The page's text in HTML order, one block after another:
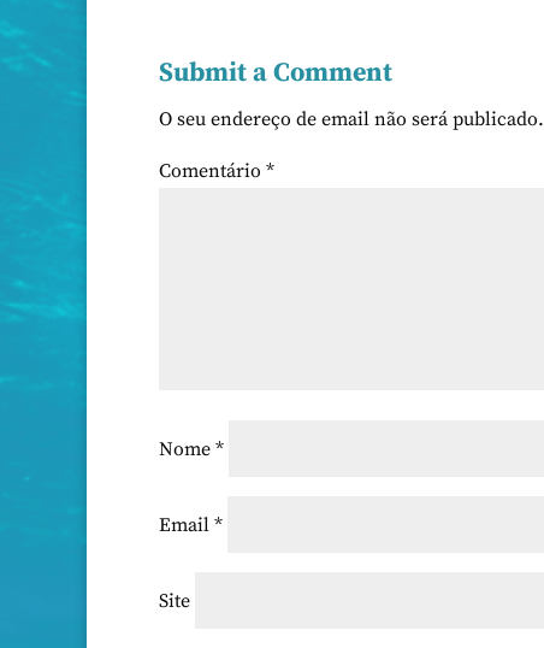
Submit a Comment
O seu endereço de email não será publicado.
Comentário *
Nome *
Email *
Site